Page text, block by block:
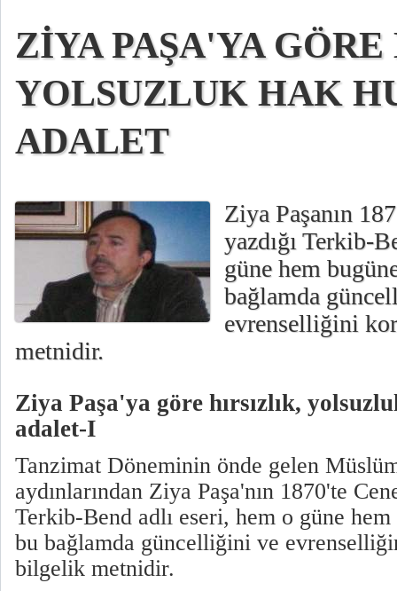
ZİYA PAŞA'YA
YOLSUZLUK HAK
ADALET
Ziya Paşanın
yazdığı Terkib-
güne hem
bağlamda
evrenselliğini
metnidir.
Ziya Paşa'ya göre hırsızlık,
adalet-I
Tanzimat Döneminin önde gelen
aydınlarından Ziya Paşa'nın 1870'te
Terkib-Bend adlı eseri, hem o güne
bu bağlamda güncelliğini ve
bilgelik metnidir.